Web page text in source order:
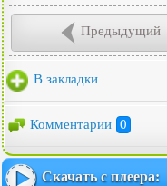
Предыдущий
В закладки
Комментарии 0
Скачать с плеера: